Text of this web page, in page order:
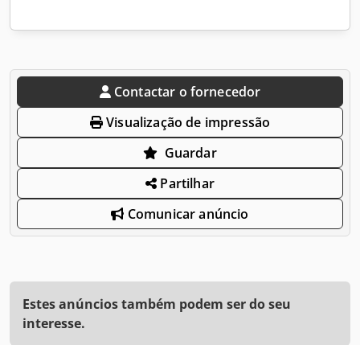
Contactar o fornecedor
Visualização de impressão
Guardar
Partilhar
Comunicar anúncio
Estes anúncios também podem ser do seu
interesse.